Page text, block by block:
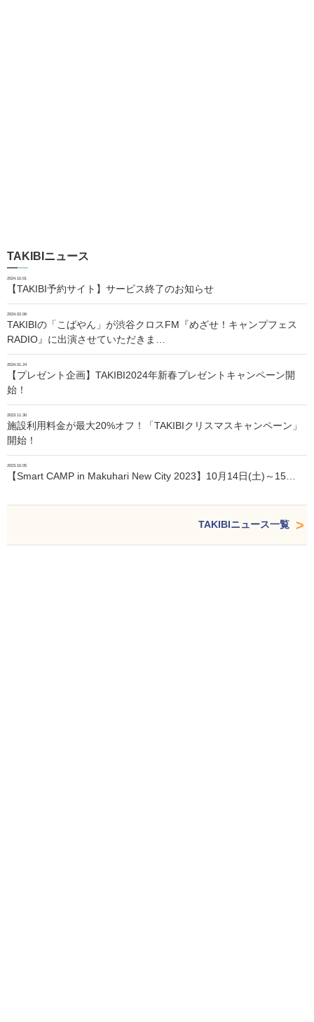
TAKIBIニュース
2024.10.01
【TAKIBI予約サイト】サービス終了のお知らせ
2024.02.06
TAKIBIの「こばやん」が渋谷クロスFM『めざせ！キャンプフェス
RADIO』に出演させていただきま…
2024.01.24
【プレゼント企画】TAKIBI2024年新春プレゼントキャンペーン開
始！
2023.11.30
施設利用料金が最大20%オフ！「TAKIBIクリスマスキャンペーン」
開始！
2023.10.05
【Smart CAMP in Makuhari New City 2023】10月14日(土)～15…
TAKIBIニュース一覧